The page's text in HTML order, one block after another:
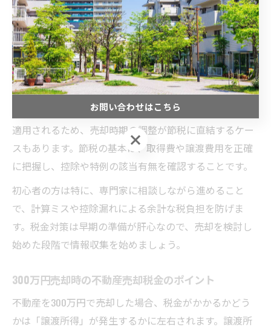
不動産売却の際、最も注意すべきポイントの一つが税金
計算です。不動産売却で得た利益には譲渡所得税が課さ
れ、正確な計算と節税対策が欠かせません。譲渡所得は
「売却価格－取得費－譲渡費用」で計算され、所有期間
によって短期譲渡・長期譲渡の税率が異なります。
例えば、所有期間が5年を超えると長期譲渡の優遇税率が
適用されるため、売却時期の調整が節税に直結するケー
スもあります。節税の基本は、取得費や譲渡費用を正確
に把握し、控除や特例の該当有無を確認することです。
初心者の方は特に、専門家に相談しながら進めること
で、計算ミスや控除漏れによる余計な税負担を防げま
す。税金対策は早期の準備が肝心なので、売却を検討し
始めた段階で情報収集を始めましょう。
300万円売却時の不動産売却税金のポイント
不動産を300万円で売却した場合、税金がかかるかどう
かは「譲渡所得」が発生するかに左右されます。譲渡所
お問い合わせはこちら
お問い合わせはこちら